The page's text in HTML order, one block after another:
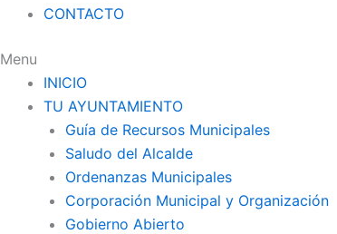
CONTACTO
Menu
INICIO
TU AYUNTAMIENTO
Guía de Recursos Municipales
Saludo del Alcalde
Ordenanzas Municipales
Corporación Municipal y Organización
Gobierno Abierto